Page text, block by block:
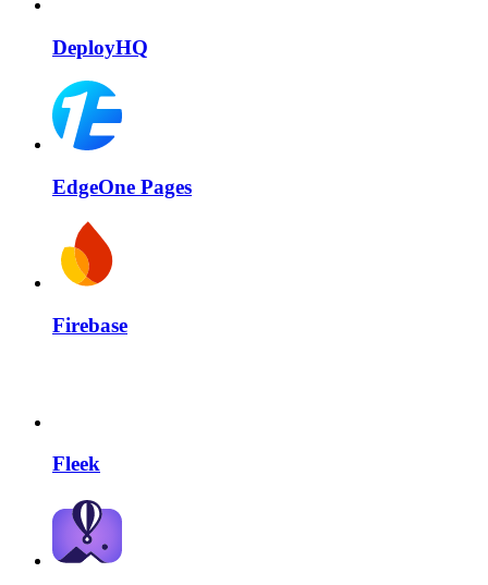
DeployHQ
EdgeOne Pages
Firebase
Fleek